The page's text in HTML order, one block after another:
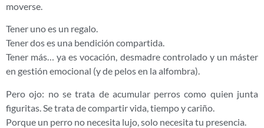
moverse.
Tener uno es un regalo.
Tener dos es una bendición compartida.
Tener más… ya es vocación, desmadre controlado y un máster
en gestión emocional (y de pelos en la alfombra).
Pero ojo: no se trata de acumular perros como quien junta
figuritas. Se trata de compartir vida, tiempo y cariño.
Porque un perro no necesita lujo, solo necesita tu presencia.